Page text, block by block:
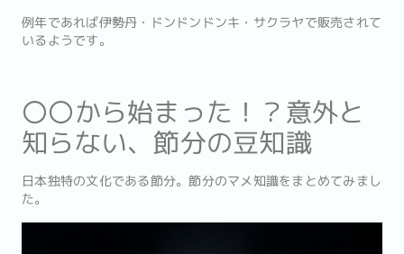
例年であれば伊勢丹・ドンドンドンキ・サクラヤで販売されて
いるようです。
〇〇から始まった！？意外と
知らない、節分の豆知識
日本独特の文化である節分。節分のマメ知識をまとめてみまし
た。